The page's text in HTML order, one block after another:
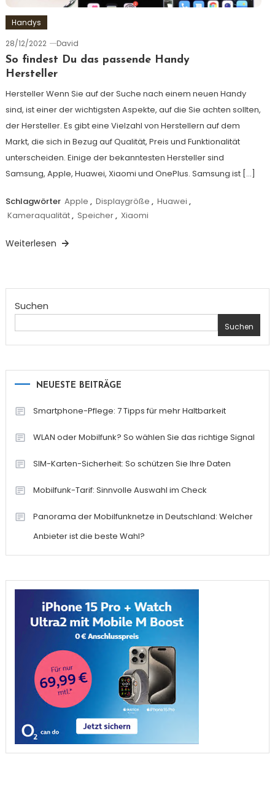
Handys
28/12/2022
David
So findest Du das passende Handy
Hersteller
Hersteller Wenn Sie auf der Suche nach einem neuen Handy
sind, ist einer der wichtigsten Aspekte, auf die Sie achten sollten,
der Hersteller. Es gibt eine Vielzahl von Herstellern auf dem
Markt, die sich in Bezug auf Qualität, Preis und Funktionalität
unterscheiden. Einige der bekanntesten Hersteller sind
Samsung, Apple, Huawei, Xiaomi und OnePlus. Samsung ist […]
Schlagwörter Apple , Displaygröße , Huawei ,
Kameraqualität, Speicher, Xiaomi
Weiterlesen
Suchen
Suchen
NEUESTE BEITRÄGE
Smartphone-Pflege: 7 Tipps für mehr Haltbarkeit
WLAN oder Mobilfunk? So wählen Sie das richtige Signal
SIM-Karten-Sicherheit: So schützen Sie Ihre Daten
Mobilfunk-Tarif: Sinnvolle Auswahl im Check
Panorama der Mobilfunknetze in Deutschland: Welcher
Anbieter ist die beste Wahl?